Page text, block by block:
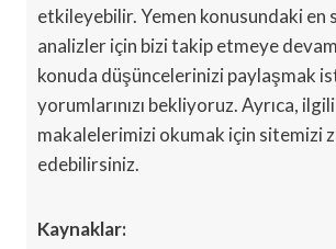
etkileyebilir. Yemen konusundaki en
analizler için bizi takip etmeye
konuda düşüncelerinizi paylaşmak
yorumlarınızı bekliyoruz. Ayrıca, ilgili
makalelerimizi okumak için sitemizi
edebilirsiniz.
Kaynaklar: